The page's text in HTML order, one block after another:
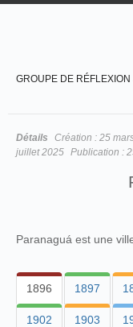
GROUPE DE
Détails Création : 25
juillet 2025 Publication :
Paranaguá est une
1896 1897
1902 1903